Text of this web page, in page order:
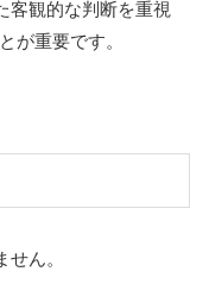
客観的な判断を重視
が重要です。
ん。